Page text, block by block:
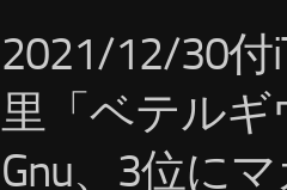
2021/12/30付
里「ベテルギ
Gnu、3位に